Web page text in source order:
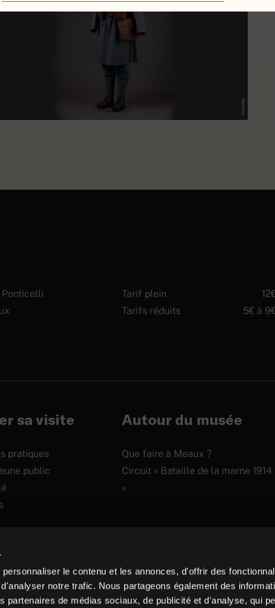
le contenu et les annonces, d'offrir des
notre trafic. Nous partageons également des
partenaires de médias sociaux, de publicité et d'analyse, qui
Ponticelli
Tarif plein
Tarifs réduits
5€ à
sa visite
pratiques
public
Autour du musée
Que faire à Meaux ?
Circuit « Bataille de la marne 1914
»
Site
internet